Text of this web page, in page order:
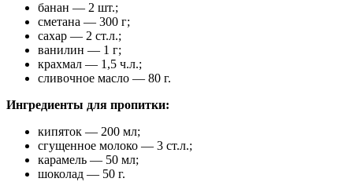
банан — 2 шт.;
сметана — 300 г;
сахар — 2 ст.л.;
ванилин — 1 г;
крахмал — 1,5 ч.л.;
сливочное масло — 80 г.
Ингредиенты для пропитки:
кипяток — 200 мл;
сгущенное молоко — 3 ст.л.;
карамель — 50 мл;
шоколад — 50 г.